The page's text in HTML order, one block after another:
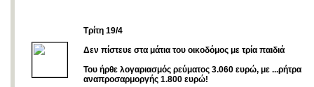
Tρίτη 19/4
Δεν πίστευε στα μάτια του οικοδόμος με τρία παιδιά
Του ήρθε λογαριασμός ρεύματος 3.060 ευρώ, με ...ρήτρα
αναπροσαρμοργής 1.800 ευρώ!